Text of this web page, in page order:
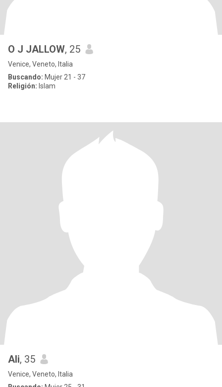
O J JALLOW, 25
Venice, Veneto, Italia
Buscando: Mujer 21 - 37
Religión: Islam
Ali, 35
Venice, Veneto, Italia